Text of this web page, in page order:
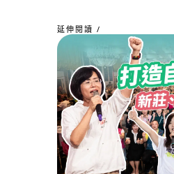
延伸閱讀 /